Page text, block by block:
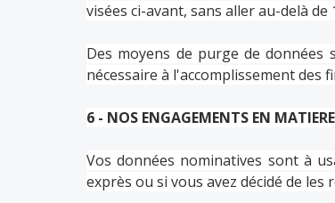
visées ci-avant, sans aller au-delà de
Des moyens de purge de
nécessaire à l'accomplissement des
6 - NOS ENGAGEMENTS EN
Vos données nominatives sont à
exprès ou si vous avez décidé de les